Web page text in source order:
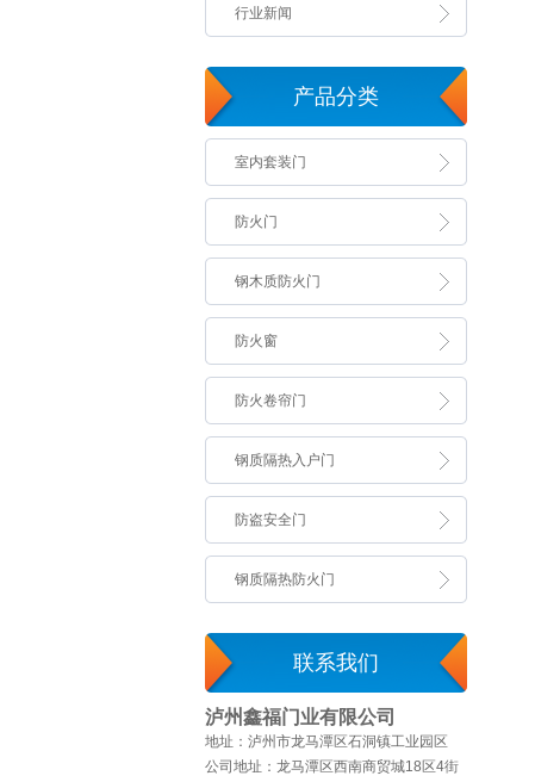
行业新闻
产品分类
室内套装门
防火门
钢木质防火门
防火窗
防火卷帘门
钢质隔热入户门
防盗安全门
钢质隔热防火门
联系我们
泸州鑫福门业有限公司
地址：泸州市龙马潭区石洞镇工业园区
公司地址：龙马潭区西南商贸城18区4街